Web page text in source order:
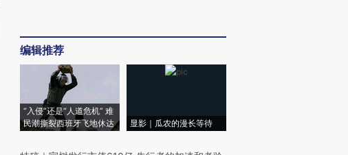
编辑推荐
“入侵”还是“人道危机” 难
民潮撕裂西班牙飞地休达
显影｜瓜农的漫长等待